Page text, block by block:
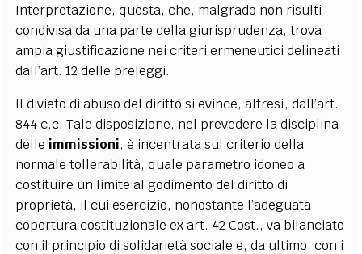
Interpretazione, questa, che, malgrado non risulti
condivisa da una parte della giurisprudenza, trova
ampia giustificazione nei criteri ermeneutici delineati
dall’art. 12 delle preleggi.
Il divieto di abuso del diritto si evince, altresì, dall’art.
844 c.c. Tale disposizione, nel prevedere la disciplina
delle immissioni, è incentrata sul criterio della
normale tollerabilità, quale parametro idoneo a
costituire un limite al godimento del diritto di
proprietà, il cui esercizio, nonostante l’adeguata
copertura costituzionale ex art. 42 Cost., va bilanciato
con il principio di solidarietà sociale e, da ultimo, con i